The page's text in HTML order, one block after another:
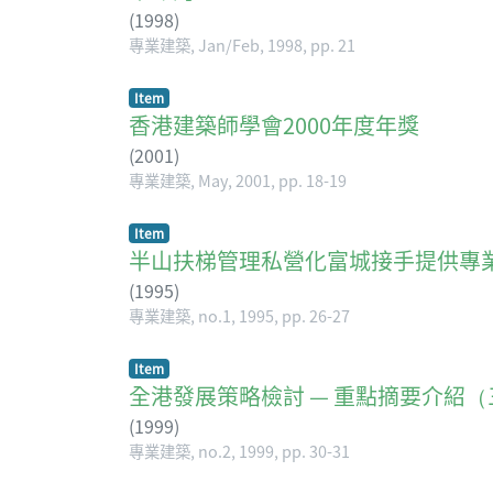
(1998)
專業建築, Jan/Feb, 1998, pp. 21
Item
香港建築師學會2000年度年獎
(2001)
專業建築, May, 2001, pp. 18-19
Item
半山扶梯管理私營化富城接手提供專
(1995)
專業建築, no.1, 1995, pp. 26-27
Item
全港發展策略檢討 — 重點摘要介紹（
(1999)
專業建築, no.2, 1999, pp. 30-31